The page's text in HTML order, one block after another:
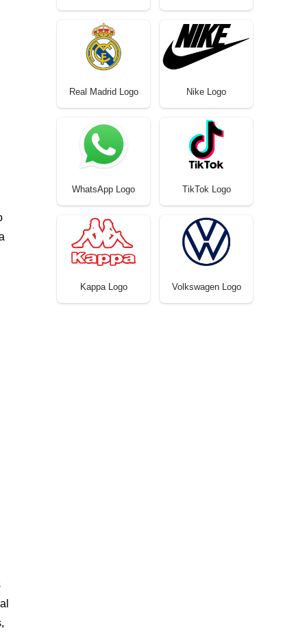
Real Madrid Logo Nike Logo
WhatsApp Logo TikTok Logo
Kappa Logo Volkswagen Logo